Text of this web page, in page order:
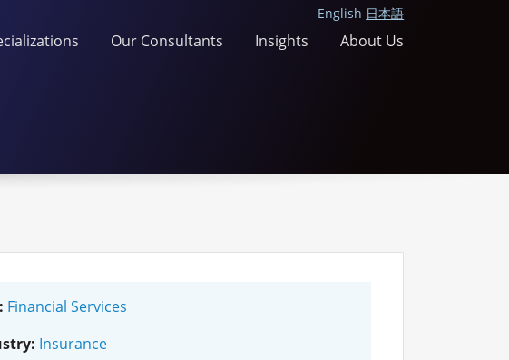
English 日本語
Our Consultants Insights About Us
Financial Services
Insurance